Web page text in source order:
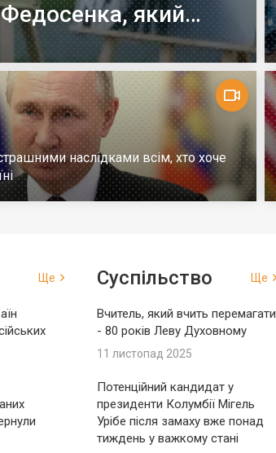
який
війні
наслідками всім, хто хоче
Ще Суспільство Ще
Вчитель, який вчить перемагати
- 80 років Леву Духовному
11 листопад 2025
Потенційний кандидат у
президенти Колумбії Мігель
Урібе після замаху вже понад
тиждень у важкому стані